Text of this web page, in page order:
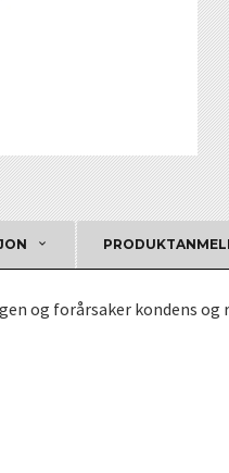
og forårsaker kondens